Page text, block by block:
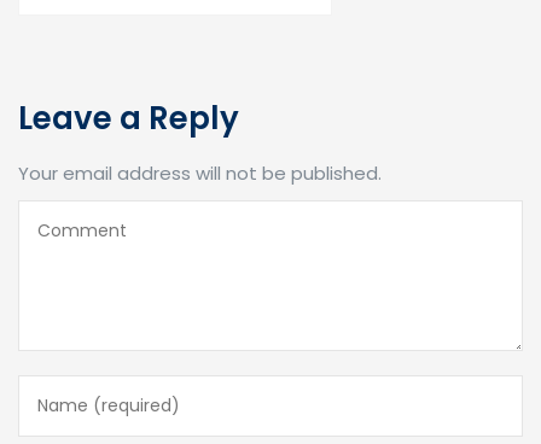
Leave a Reply
Your email address will not be published.